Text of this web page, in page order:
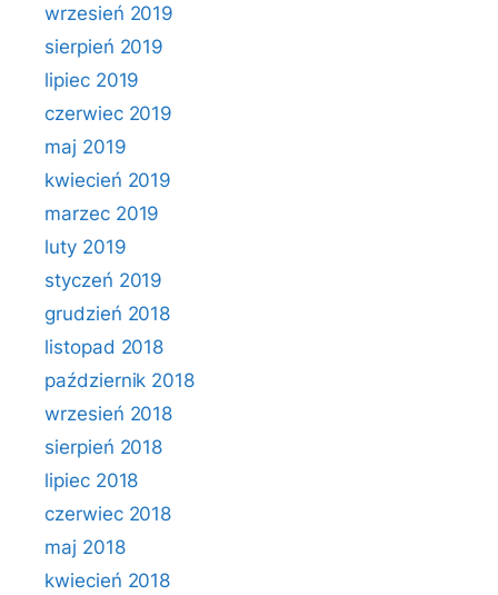
wrzesień 2019
sierpień 2019
lipiec 2019
czerwiec 2019
maj 2019
kwiecień 2019
marzec 2019
luty 2019
styczeń 2019
grudzień 2018
listopad 2018
październik 2018
wrzesień 2018
sierpień 2018
lipiec 2018
czerwiec 2018
maj 2018
kwiecień 2018